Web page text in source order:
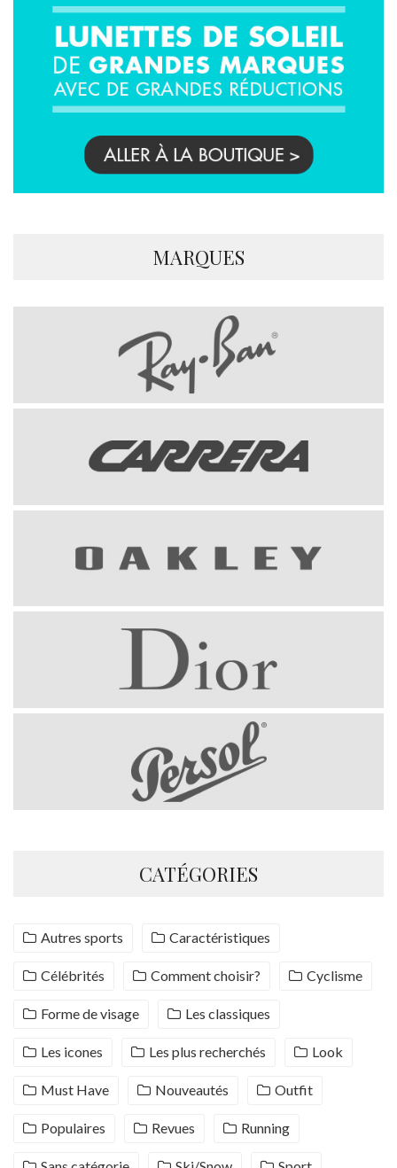
MARQUES
CATÉGORIES
Autres sports Caractéristiques
Célébrités Comment choisir? Cyclisme
Forme de visage Les classiques
Les icones Les plus recherchés Look
Must Have Nouveautés Outfit
Populaires Revues Running